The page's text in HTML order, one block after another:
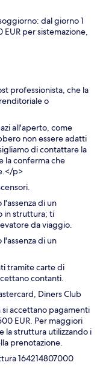
dal giorno 1
per sistemazione,
professionista, che la
o
all'aperto, come
non essere adatti
di contattare la
la conferma che
p>
l'assenza di un
in struttura; ti
da viaggio.
l'assenza di un
tramite carte di
contanti.
Diners Club
si accettano pagamenti
EUR. Per maggiori
la struttura utilizzando i
prenotazione.
164214807000